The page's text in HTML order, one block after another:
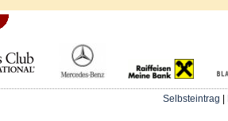
Selbsteintrag